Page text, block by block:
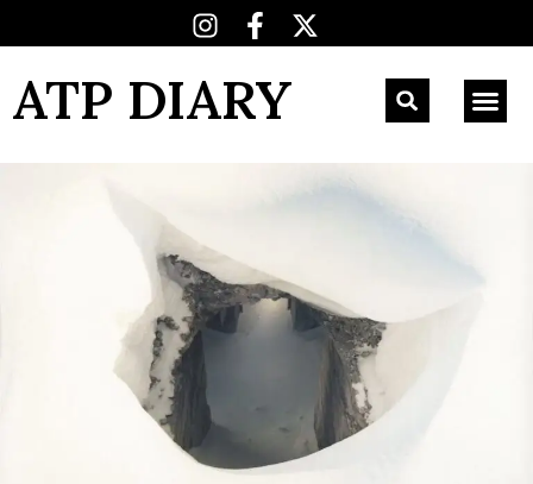
ATP DIARY